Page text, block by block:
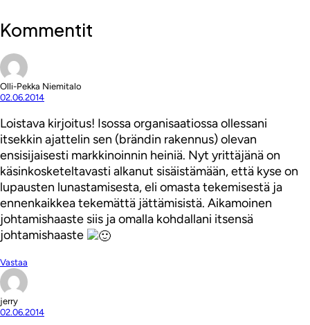
Kommentit
Olli-Pekka Niemitalo
02.06.2014
Loistava kirjoitus! Isossa organisaatiossa ollessani
itsekkin ajattelin sen (brändin rakennus) olevan
ensisijaisesti markkinoinnin heiniä. Nyt yrittäjänä on
käsinkosketeltavasti alkanut sisäistämään, että kyse on
lupausten lunastamisesta, eli omasta tekemisestä ja
ennenkaikkea tekemättä jättämisistä. Aikamoinen
johtamishaaste siis ja omalla kohdallani itsensä
johtamishaaste
Vastaa
jerry
02.06.2014